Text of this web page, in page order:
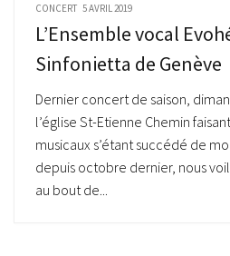
CONCERT 5 AVRIL 2019
L’Ensemble vocal
Sinfonietta de Genève
Dernier concert de saison,
l’église St-Etienne Chemin
musicaux s’étant succédé de
depuis octobre dernier, nous
au bout de...